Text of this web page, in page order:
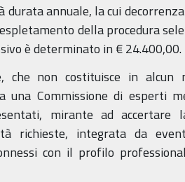
durata annuale, la cui
della procedura
è determinato in € 24.400,00.
che non costituisce in alcun
una Commissione di esperti
mirante ad accertare
richieste, integrata da
con il profilo